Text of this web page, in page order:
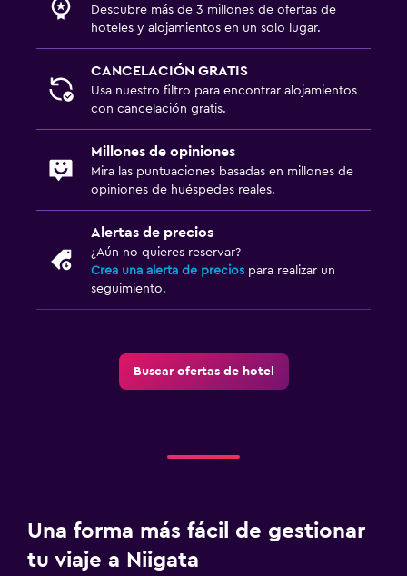
Descubre más de 3 millones de ofertas de
hoteles y alojamientos en un solo lugar.
CANCELACIÓN GRATIS
Usa nuestro filtro para encontrar alojamientos
con cancelación gratis.
Millones de opiniones
Mira las puntuaciones basadas en millones de
opiniones de huéspedes reales.
Alertas de precios
¿Aún no quieres reservar?
Crea una alerta de precios para realizar un
seguimiento.
Buscar ofertas de hotel
Una forma más fácil de gestionar
tu viaje a Niigata